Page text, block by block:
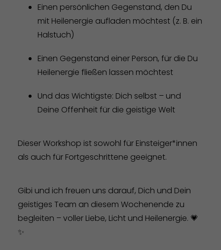
Einen persönlichen Gegenstand, den Du
mit Heilenergie aufladen möchtest (z. B. ein
Halstuch)
Einen Gegenstand einer Person, für die Du
Heilenergie fließen lassen möchtest
Und das Wichtigste: Dich selbst – und
Deine Offenheit für die geistige Welt
Dieser Workshop ist sowohl für Einsteiger*innen
als auch für Fortgeschrittene geeignet.
Gibi und ich freuen uns darauf, Dich und Dein
geistiges Team an diesem Wochenende zu
begleiten – voller Liebe, Licht und Heilenergie. 💗
✨